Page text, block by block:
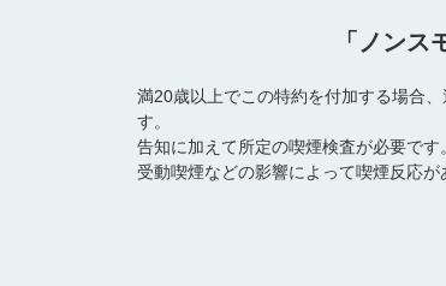
「ノン
満20歳以上でこの特約を付加する場合
す。
告知に加えて所定の喫煙検査が必要です。
受動喫煙などの影響によって喫煙反応